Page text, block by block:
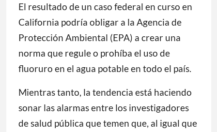
El resultado de un caso federal en curso en
California podría obligar a la Agencia de
Protección Ambiental (EPA) a crear una
norma que regule o prohíba el uso de
fluoruro en el agua potable en todo el país.
Mientras tanto, la tendencia está haciendo
sonar las alarmas entre los investigadores
de salud pública que temen que, al igual que